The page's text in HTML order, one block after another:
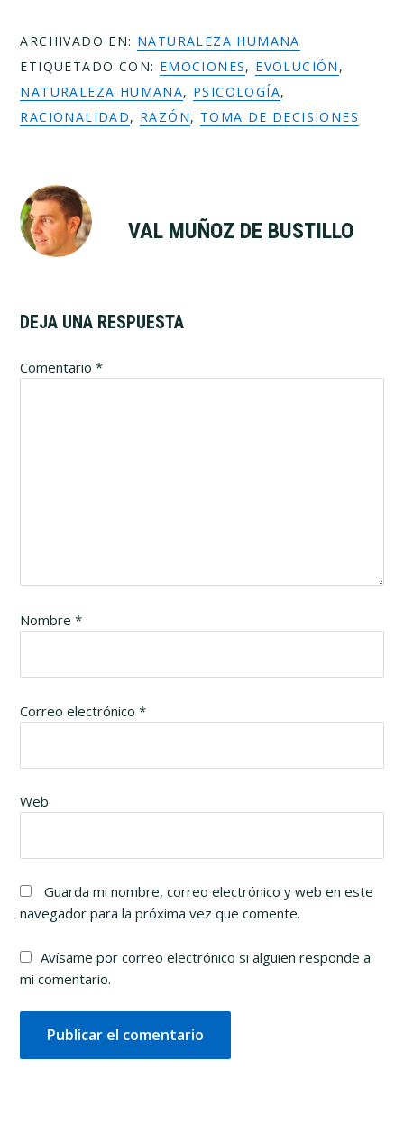
ARCHIVADO EN: NATURALEZA HUMANA
ETIQUETADO CON: EMOCIONES, EVOLUCIÓN ,
NATURALEZA HUMANA, PSICOLOGÍA,
RACIONALIDAD, RAZÓN, TOMA DE DECISIONES
VAL MUÑOZ DE BUSTILLO
Interacciones
DEJA UNA RESPUESTA
Comentario*
Nombre*
Correo electrónico*
Web
Guarda mi nombre, correo electrónico y web en este
navegador para la próxima vez que comente.
Avísame por correo electrónico si alguien responde a
mi comentario.